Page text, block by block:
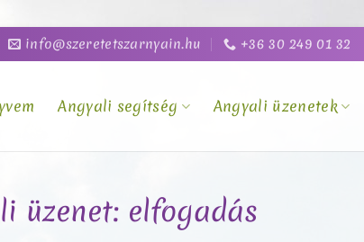
info@szeretetszarnyain.hu +36 30 249 01 32
Angyali segítség Angyali üzenetek
üzenet: elfogadás